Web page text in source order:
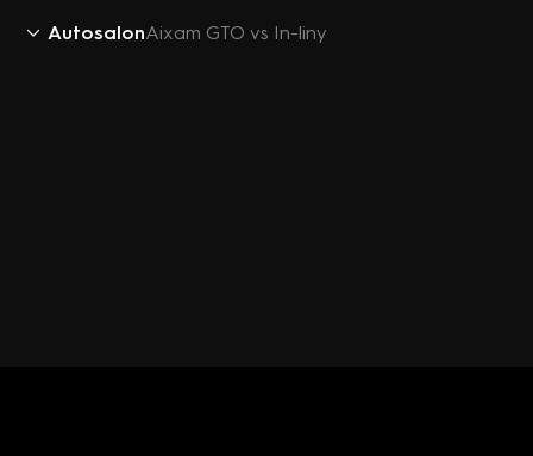
AutosalonAixam GTO vs In-liny